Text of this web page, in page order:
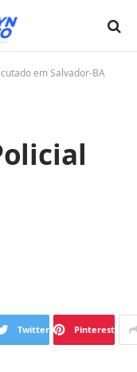
em Salvador-BA
Twitter Pinterest